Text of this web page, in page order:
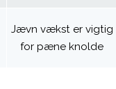
Jævn vækst er vigtig
for pæne knolde